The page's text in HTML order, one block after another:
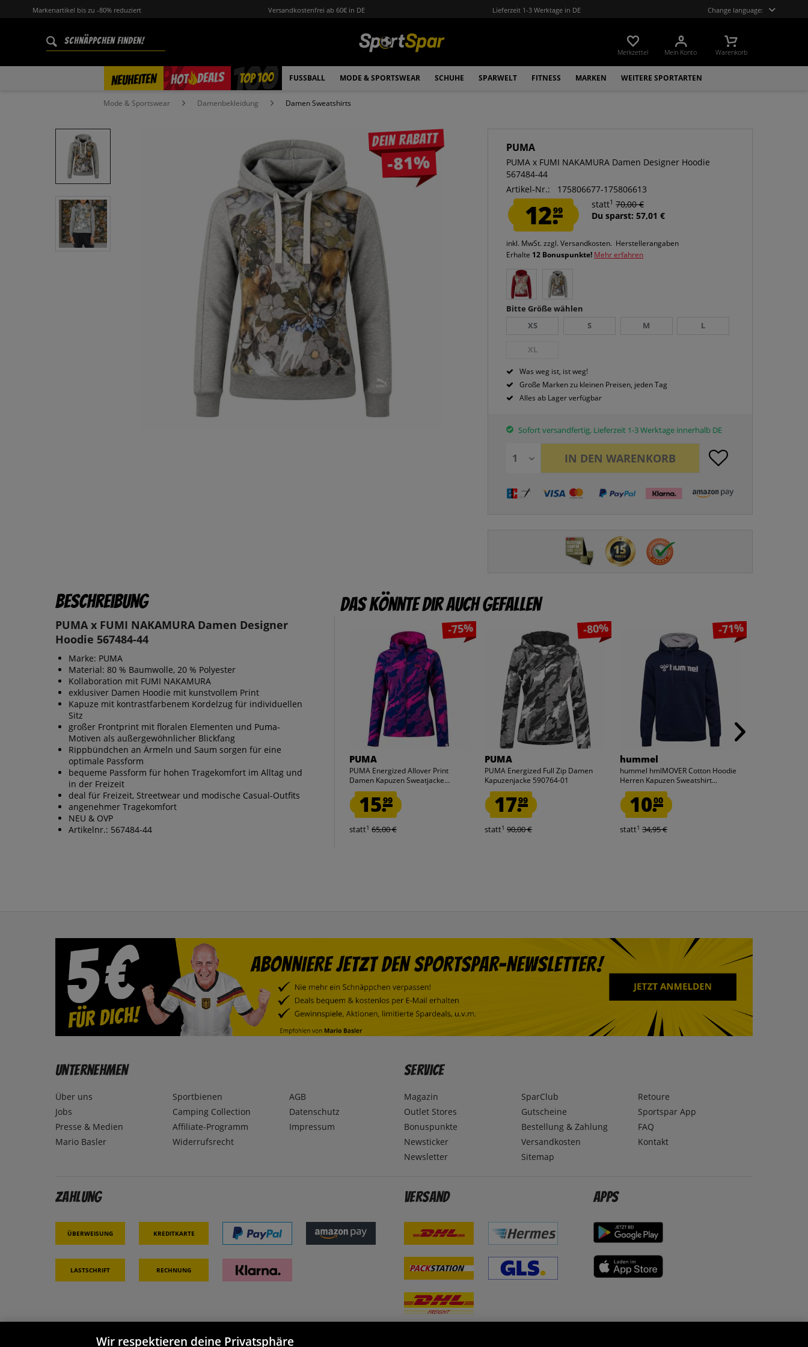
Markenartikel bis zu -80% reduziert Versandkostenfrei ab 60€ in DE Lieferzeit 1-3 Werktage in DE Change language:
Merkzettel Mein Konto Warenkorb
NEUHEITEN HOT DEALS
% TOP 100 FUSSBALL MODE & SPORTSWEAR SCHUHE SPARWELT FITNESS MARKEN WEITERE SPORTARTEN
Mode & Sportswear Damenbekleidung Damen Sweatshirts
Dein Rabatt
-81%
PUMA
PUMA x FUMI NAKAMURA Damen Designer Hoodie
567484-44
Artikel-Nr.:
175806677-175806613
12.99
statt1 70,00 €
Du sparst: 57,01 €
inkl. MwSt.zzgl. Versandkosten. Herstellerangaben
Erhalte 12 Bonuspunkte! Mehr erfahren
Bitte Größe wählen
XS
S M L
XL
Was weg ist, ist weg!
Große Marken zu kleinen Preisen, jeden Tag
Alles ab Lager verfügbar
Sofort versandfertig, Lieferzeit 1-3 Werktage innerhalb DE
IN DEN WARENKORB
Beschreibung
PUMA x FUMI NAKAMURA Damen Designer
Hoodie 567484-44
Marke: PUMA
Material: 80 % Baumwolle, 20 % Polyester
Kollaboration mit FUMI NAKAMURA
exklusiver Damen Hoodie mit kunstvollem Print
Kapuze mit kontrastfarbenem Kordelzug für individuellen
Sitz
großer Frontprint mit floralen Elementen und Puma-
Motiven als außergewöhnlicher Blickfang
Rippbündchen an Ärmeln und Saum sorgen für eine
optimale Passform
bequeme Passform für hohen Tragekomfort im Alltag und
in der Freizeit
deal für Freizeit, Streetwear und modische Casual-Outfits
angenehmer Tragekomfort
NEU & OVP
Artikelnr.: 567484-44
Das könnte dir auch gefallen
-75%
PUMA
PUMA Energized Allover Print
Damen Kapuzen Sweatjacke...
15.99
statt1 65,00 €
-80%
PUMA
PUMA Energized Full Zip Damen
Kapuzenjacke 590764-01
17.99
statt1 90,00 €
-71%
hummel
hummel hmlMOVER Cotton Hoodie
Herren Kapuzen Sweatshirt...
10.00
statt1 34,95 €
Unternehmen
Über uns
Jobs
Presse & Medien
Mario Basler
Sportbienen
Camping Collection
Affiliate-Programm
Widerrufsrecht
AGB
Datenschutz
Impressum
Service
Magazin
Outlet Stores
Bonuspunkte
Newsticker
Newsletter
SparClub
Gutscheine
Bestellung & Zahlung
Versandkosten
Sitemap
Retoure
Sportspar App
FAQ
Kontakt
Zahlung
Überweisung Kreditkarte
Lastschrift Rechnung
Versand Apps
Wir respektieren deine Privatsphäre